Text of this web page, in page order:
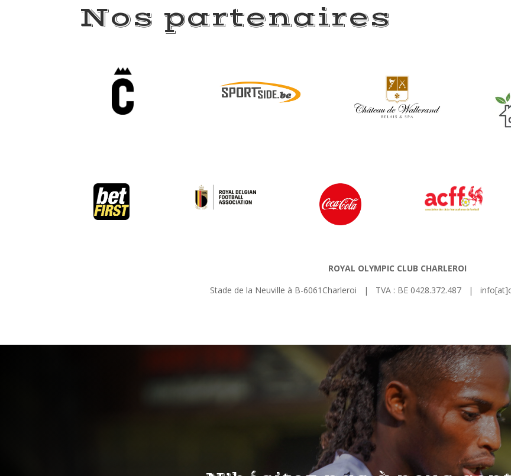
Nos partenaires
ROYAL OLYMPIC CLUB CHARLEROI
Stade de la Neuville à B-6061Charleroi | TVA : BE 0428.372.487 |